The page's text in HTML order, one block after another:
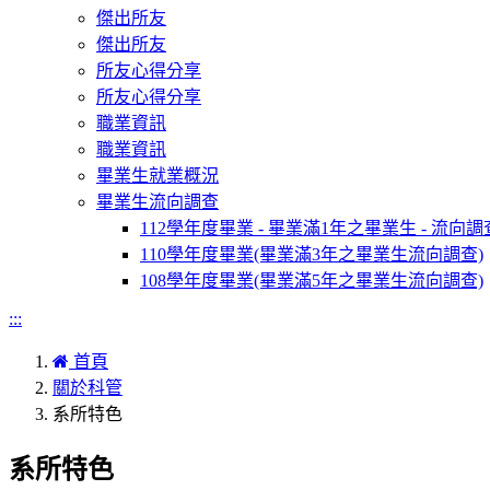
傑出所友
傑出所友
所友心得分享
所友心得分享
職業資訊
職業資訊
畢業生就業概況
畢業生流向調查
112學年度畢業 - 畢業滿1年之畢業生 - 流向調
110學年度畢業(畢業滿3年之畢業生流向調查)
108學年度畢業(畢業滿5年之畢業生流向調查)
:::
首頁
關於科管
系所特色
系所特色